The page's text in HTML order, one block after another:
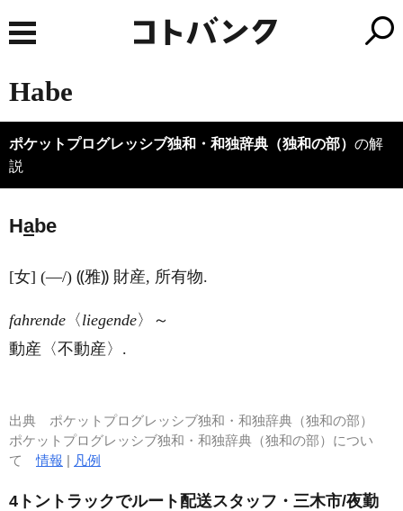
Habe
ポケットプログレッシブ独和・和独辞典（独和の部） の解
説
Habe
[女] (―/) ⸨雅⸩ 財産, 所有物.
fahrende 〈 liegende〉～
動産〈不動産〉.
出典 ポケットプログレッシブ独和・和独辞典（独和の部）
ポケットプログレッシブ独和・和独辞典（独和の部）につい
て情報 | 凡例
4トントラックでルート配送スタッフ・三木市/夜勤